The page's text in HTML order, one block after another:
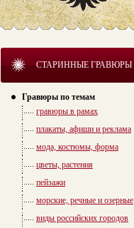
СТАРИННЫЕ ГРАВЮРЫ
Гравюры по темам
гравюры в рамах
плакаты, афиши и реклама
мода, костюмы, форма
цветы, растения
пейзажи
морские, речные и озерные
виды российских городов